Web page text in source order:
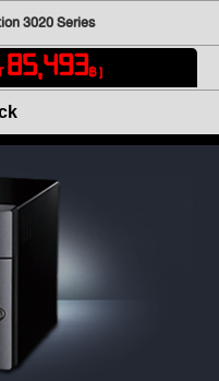
3020 Series
85,493฿ ]